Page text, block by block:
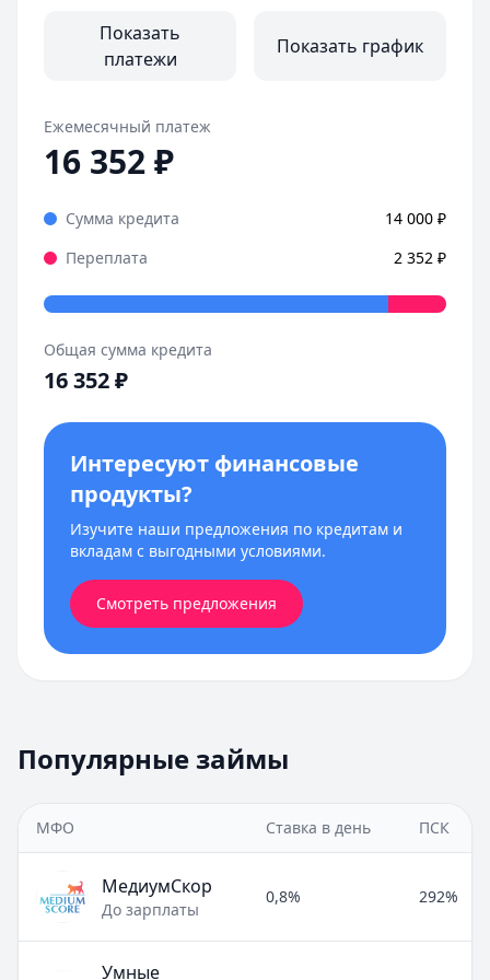
Показать
платежи
Показать график
Ежемесячный платеж
16 352₽
Сумма кредита 14 000 ₽
Переплата
2 352 ₽
Общая сумма кредита
16 352₽
Интересуют финансовые
продукты?
Изучите наши предложения по кредитам и
вкладам с выгодными условиями.
Смотреть предложения
Популярные займы
МФО Ставка в день ПСК
МедиумСкор
До зарплаты
0,8% 292%
Умные